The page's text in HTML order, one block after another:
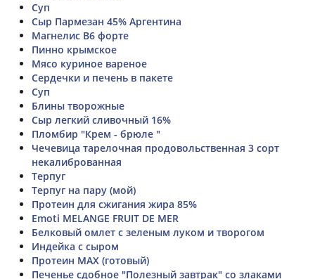
Суп
Сыр Пармезан 45% Аргентина
Магнелис B6 форте
Пинно крымское
Мясо куриное вареное
Сердечки и печень в пакете
Суп
Блины творожные
Сыр легкий сливочный 16%
Пломбир "Крем - брюле "
Чечевица тарелочная продовольственная 3 сорт
некалиброванная
Терпуг
Терпуг на пару (мой)
Протеин для сжигания жира 85%
Emoti MELANGE FRUIT DE MER
Белковый омлет с зеленым луком и творогом
Индейка с сыром
Протеин MAX (готовый)
Печенье сдобное "Полезный завтрак" со злаками